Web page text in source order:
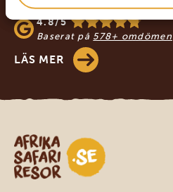
Baserat på933+ omdömen
4.8/5
Baserat på 578+ omdömen
LÄS MER
Safari-resor i Afrika